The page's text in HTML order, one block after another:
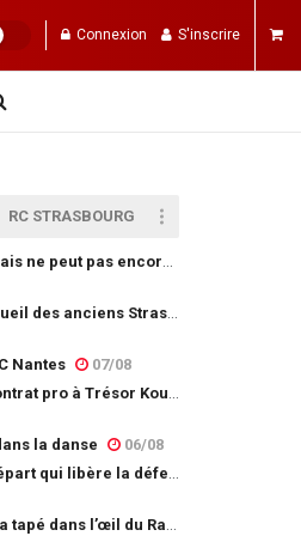
Connexion S'inscrire
RC STRASBOURG
Nantes
07/08
la danse
06/08